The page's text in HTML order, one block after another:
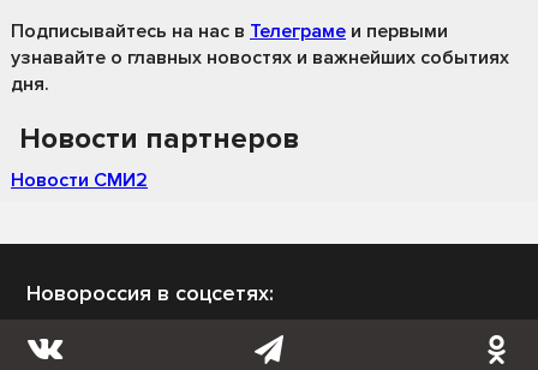
Подписывайтесь на нас в Телеграме и первыми
узнавайте о главных новостях и важнейших событиях
дня.
Новости партнеров
Новости СМИ2
Новороссия в соцсетях: